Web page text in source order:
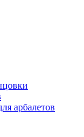
арбалетов